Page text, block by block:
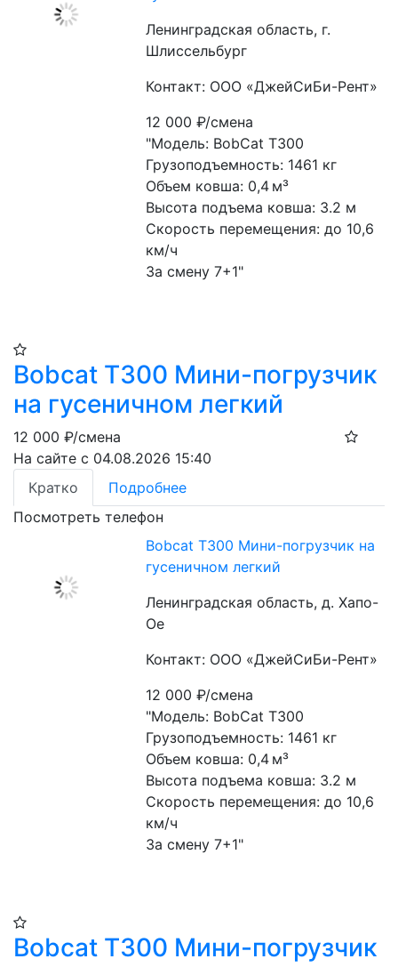
Ленинградская область, г.
Шлиссельбург
Контакт: ООО «ДжейСиБи-Рент»
12 000₽/смена
"Модель: BobCat T300
Грузоподъемность: 1461 кг
Объем ковша: 0,4 м³
Высота подъема ковша: 3.2 м
Скорость перемещения: до 10,6
км/ч
За смену 7+1"
Bobcat T300 Мини-погрузчик
на гусеничном легкий
12 000 ₽/смена
На сайте с 04.08.2026 15:40
Кратко
Подробнее
Посмотреть телефон
Bobcat T300 Мини-погрузчик на
гусеничном легкий
Ленинградская область, д. Хапо-
Ое
Контакт: ООО «ДжейСиБи-Рент»
12 000₽/смена
"Модель: BobCat T300
Грузоподъемность: 1461 кг
Объем ковша: 0,4 м³
Высота подъема ковша: 3.2 м
Скорость перемещения: до 10,6
км/ч
За смену 7+1"
Bobcat T300 Мини-погрузчик